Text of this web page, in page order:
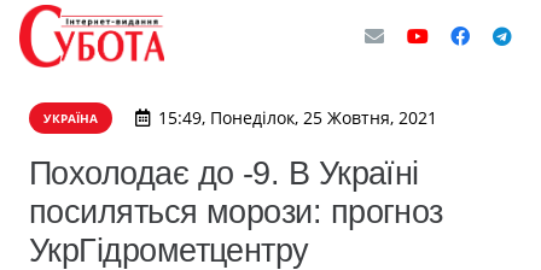
УКРАЇНА 15:49, Понеділок, 25 Жовтня, 2021
Похолодає до -9. В Україні
посиляться морози: прогноз
УкрГідрометцентру